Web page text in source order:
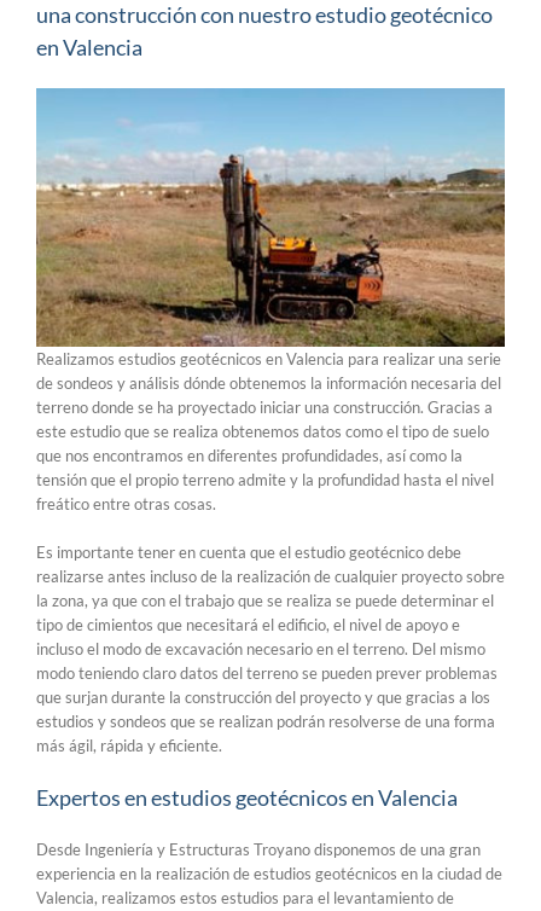
una construcción con nuestro estudio geotécnico
en Valencia
Realizamos estudios geotécnicos en Valencia para realizar una serie
de sondeos y análisis dónde obtenemos la información necesaria del
terreno donde se ha proyectado iniciar una construcción. Gracias a
este estudio que se realiza obtenemos datos como el tipo de suelo
que nos encontramos en diferentes profundidades, así como la
tensión que el propio terreno admite y la profundidad hasta el nivel
freático entre otras cosas.
Es importante tener en cuenta que el estudio geotécnico debe
realizarse antes incluso de la realización de cualquier proyecto sobre
la zona, ya que con el trabajo que se realiza se puede determinar el
tipo de cimientos que necesitará el edificio, el nivel de apoyo e
incluso el modo de excavación necesario en el terreno. Del mismo
modo teniendo claro datos del terreno se pueden prever problemas
que surjan durante la construcción del proyecto y que gracias a los
estudios y sondeos que se realizan podrán resolverse de una forma
más ágil, rápida y eficiente.
Expertos en estudios geotécnicos en Valencia
Desde Ingeniería y Estructuras Troyano disponemos de una gran
experiencia en la realización de estudios geotécnicos en la ciudad de
Valencia, realizamos estos estudios para el levantamiento de